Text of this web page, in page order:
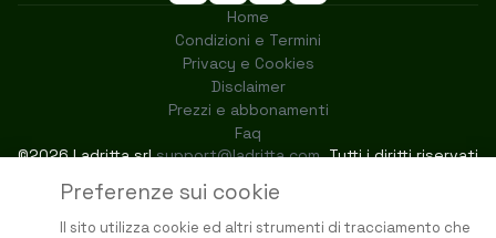
Preferenze sui cookie
Il sito utilizza cookie ed altri strumenti di tracciamento che
Home
Condizioni e Termini
Privacy e Cookies
Disclaimer
Prezzi e abbonamenti
Faq
©2026 Ladritta srlsupport@ladritta.com. Tutti i diritti riservati